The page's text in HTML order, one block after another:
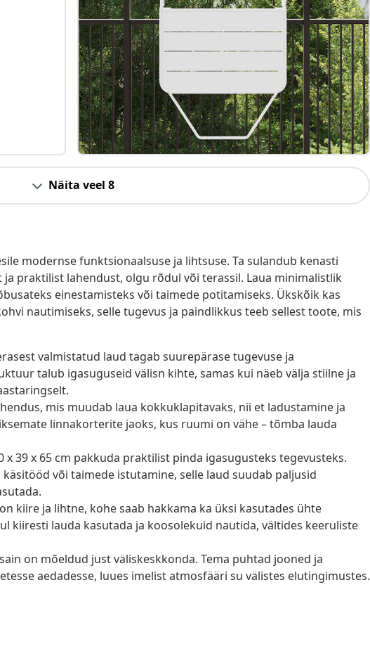
Näita veel 8
modernse funktsionaalsuse ja lihtsuse. Ta sulandub kenasti
praktilist lahendust, olgu rõdul või terassil. Laua minimalistlik
einestamisteks või taimede potitamiseks. Ükskõik kas
nautimiseks, selle tugevus ja paindlikkus teeb sellest toote, mis
valmistatud laud tagab suurepärase tugevuse ja
talub igasuguseid välisn kihte, samas kui näeb välja stiilne ja
mis muudab laua kokkuklapitavaks, nii et ladustamine ja
linnakorterite jaoks, kus ruumi on vähe – tõmba lauda
x 39 x 65 cm pakkuda praktilist pinda igasugusteks tegevusteks.
või taimede istutamine, selle laud suudab paljusid
kiire ja lihtne, kohe saab hakkama ka üksi kasutades ühte
kiiresti lauda kasutada ja koosolekuid nautida, vältides keeruliste
on mõeldud just väliskeskkonda. Tema puhtad jooned ja
aedadesse, luues imelist atmosfääri su välistes elutingimustes.